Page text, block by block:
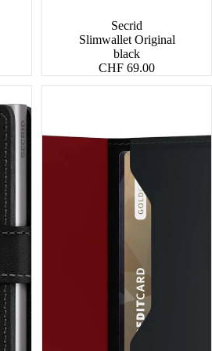
Secrid
Slimwallet Original
black
CHF 69.00